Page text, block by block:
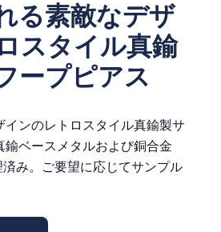
る素敵なデザ
スタイル真鍮
ープピアス
ンのレトロスタイル真鍮製サ
ベースメタルおよび銅合金
み。ご要望に応じてサンプル